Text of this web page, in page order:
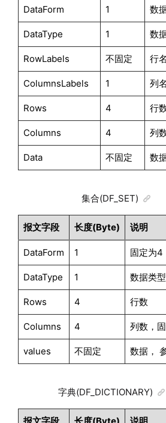
DataForm 1 数
DataType 1 数
RowLabels 不固定 行
ColumnsLabels 1 列
Rows 4 行
Columns 4 列
Data 不固定 数
集合(DF_SET)
报文字段 长度(Byte) 说明
DataForm 1 固定为4
DataType 1 数据类型
Rows 4 行数
Columns 4 列数，
values 不固定 数据，
字典(DF_DICTIONARY)
报文字段 长度(Byte) 说明